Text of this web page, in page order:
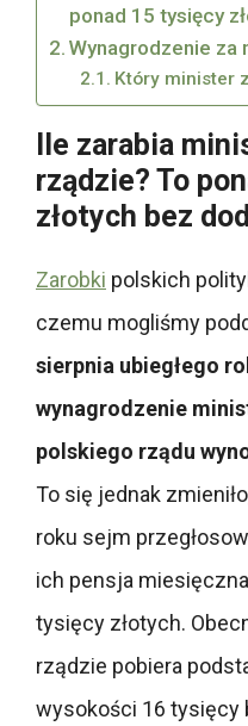
ponad 15 tysięcy
Wynagrodzenie za
Który minister
Ile zarabia
rządzie? To
złotych bez
Zarobki polskich
czemu mogliśmy
sierpnia ubiegłego
wynagrodzenie
polskiego rządu
To się jednak
roku sejm
ich pensja
tysięcy złotych.
rządzie pobiera
wysokości 16 tysięcy